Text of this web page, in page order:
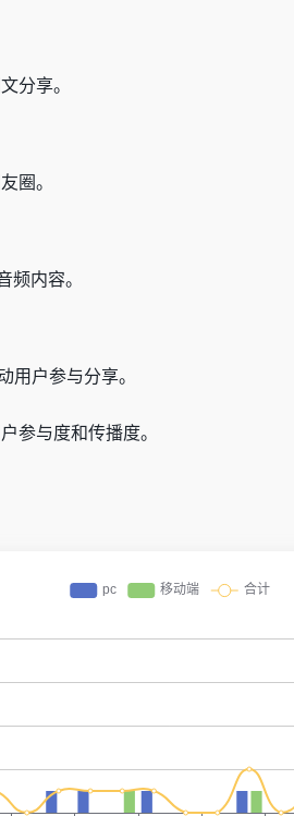
分享。
圈。
内容。
户参与分享。
参与度和传播度。